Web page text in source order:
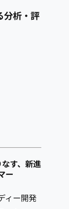
分析・評
す、新進
ー
ィー開発